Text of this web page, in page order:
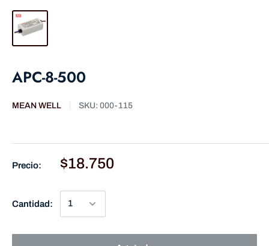
APC-8-500
MEAN WELL SKU: 000-115
Precio: $18.750
Cantidad: